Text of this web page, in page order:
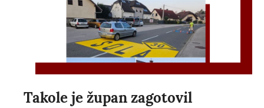
Takole je župan zagotovil